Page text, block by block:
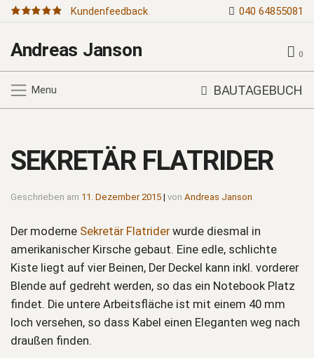
Kundenfeedback 040 64855081
Andreas Janson 0
Menu BAUTAGEBUCH
SEKRETÄR FLATRIDER
Geschrieben am 11. Dezember 2015 | von Andreas Janson
Der moderne Sekretär Flatriderwurde diesmal in
amerikanischer Kirsche gebaut. Eine edle, schlichte
Kiste liegt auf vier Beinen, Der Deckel kann inkl. vorderer
Blende auf gedreht werden, so das ein Notebook Platz
findet. Die untere Arbeitsfläche ist mit einem 40 mm
loch versehen, so dass Kabel einen Eleganten weg nach
draußen finden.